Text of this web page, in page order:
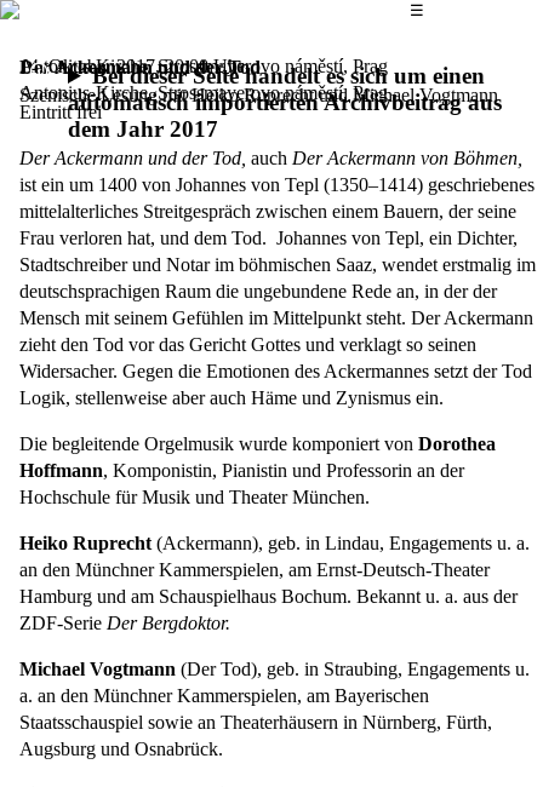
Das
☰
Bei dieser Seite handelt es sich um einen
automatisch importierten Archivbeitrag aus
dem Jahr 2017
Der Ackermann und der Tod
Szenische Lesung mit Heiko Ruprecht und Michael Vogtmann
Antonius-Kirche, Strossmayerovo náměstí, Prag
Eintritt frei
Der Ackermann und der Tod, auch Der Ackermann von Böhmen,
ist ein um 1400 von Johannes von Tepl (1350–1414) geschriebenes
mittelalterliches Streitgespräch zwischen einem Bauern, der seine
Frau verloren hat, und dem Tod. Johannes von Tepl, ein Dichter,
Stadtschreiber und Notar im böhmischen Saaz, wendet erstmalig im
deutschsprachigen Raum die ungebundene Rede an, in der der
Mensch mit seinem Gefühlen im Mittelpunkt steht. Der Ackermann
zieht den Tod vor das Gericht Gottes und verklagt so seinen
Widersacher. Gegen die Emotionen des Ackermannes setzt der Tod
Logik, stellenweise aber auch Häme und Zynismus ein.
Die begleitende Orgelmusik wurde komponiert von Dorothea
Hoffmann, Komponistin, Pianistin und Professorin an der
Hochschule für Musik und Theater München.
Heiko Ruprecht (Ackermann), geb. in Lindau, Engagements u. a.
an den Münchner Kammerspielen, am Ernst-Deutsch-Theater
Hamburg und am Schauspielhaus Bochum. Bekannt u. a. aus der
ZDF-Serie Der Bergdoktor.
Michael Vogtmann (Der Tod), geb. in Straubing, Engagements u.
a. an den Münchner Kammerspielen, am Bayerischen
Staatsschauspiel sowie an Theaterhäusern in Nürnberg, Fürth,
Augsburg und Osnabrück.
14. Oktober 2017,20.00 Uhr
Antonius-Kirche, Strossmayerovo náměstí, Prag